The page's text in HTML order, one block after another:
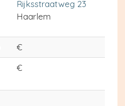
Rijksstraatweg 23
Haarlem
€
€